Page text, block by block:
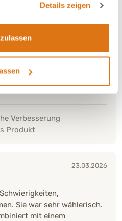
Details zeigen
meine Katze. Akzeptanz
Verbesserung
Produkt
23.03.2026
Sie war sehr wählerisch.
mit einem